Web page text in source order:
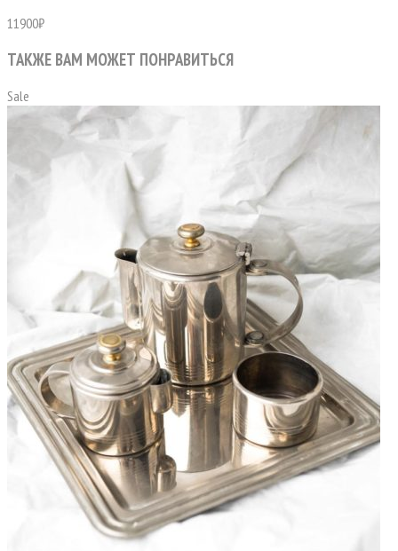
11900₽
ТАКЖЕ ВАМ МОЖЕТ ПОНРАВИТЬСЯ
Sale